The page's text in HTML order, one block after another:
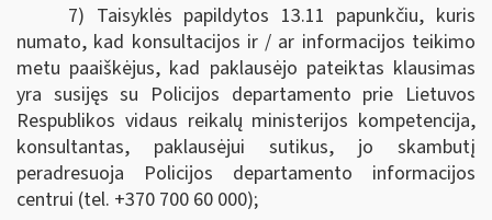
7) Taisyklės papildytos 13.11 papunkčiu, kuris
numato, kad konsultacijos ir / ar informacijos teikimo
metu paaiškėjus, kad paklausėjo pateiktas klausimas
yra susijęs su Policijos departamento prie Lietuvos
Respublikos vidaus reikalų ministerijos kompetencija,
konsultantas, paklausėjui sutikus, jo skambutį
peradresuoja Policijos departamento informacijos
centrui (tel. +370 700 60 000);